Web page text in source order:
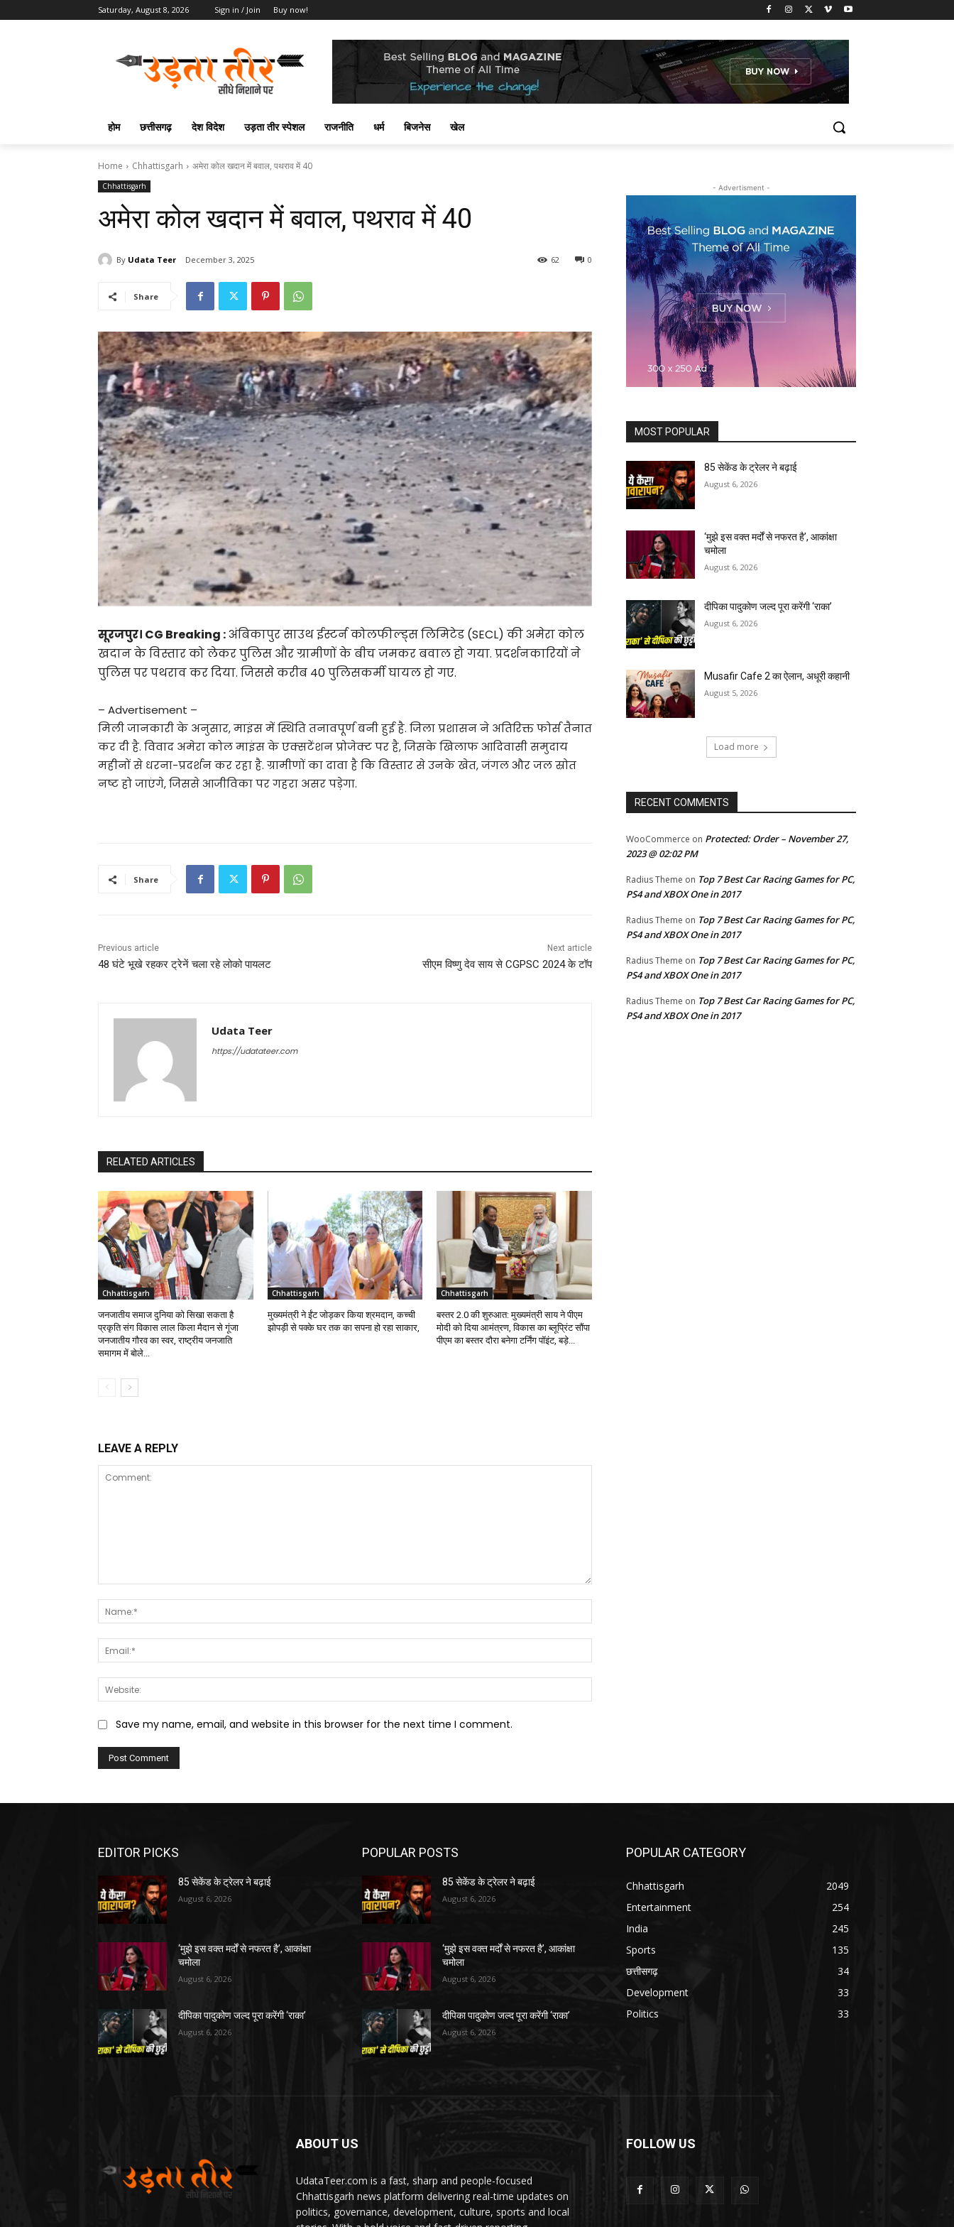
Saturday, August 8, 2026 Sign in / Join Buy now!
होम छत्तीसगढ़ देश विदेश उड़ता तीर स्पेशल राजनीति धर्म बिजनेस खेल
Home Chhattisgarh अमेरा कोल खदान में बवाल, पथराव में 40
Chhattisgarh
अमेरा कोल खदान में बवाल, पथराव में 40
By Udata Teer December 3, 2025 0
62
Share
सूरजपुर। CG Breaking :अंबिकापुर साउथ ईस्टर्न कोलफील्ड्स लिमिटेड (SECL) की अमेरा कोल
खदान के विस्तार को लेकर पुलिस और ग्रामीणों के बीच जमकर बवाल हो गया. प्रदर्शनकारियों ने
पुलिस पर पथराव कर दिया. जिससे करीब 40 पुलिसकर्मी घायल हो गए.
– Advertisement –
मिली जानकारी के अनुसार, माइंस में स्थिति तनावपूर्ण बनी हुई है. जिला प्रशासन ने अतिरिक्त फोर्स तैनात
कर दी है. विवाद अमेरा कोल माइंस के एक्सटेंशन प्रोजेक्ट पर है, जिसके खिलाफ आदिवासी समुदाय
महीनों से धरना-प्रदर्शन कर रहा है. ग्रामीणों का दावा है कि विस्तार से उनके खेत, जंगल और जल स्रोत
नष्ट हो जाएंगे, जिससे आजीविका पर गहरा असर पड़ेगा.
Share
Previous article
48 घंटे भूखे रहकर ट्रेनें चला रहे लोको पायलट
Next article
सीएम विष्णु देव साय से CGPSC 2024 के टॉप
Udata Teer
https://udatateer.com
RELATED ARTICLES
Chhattisgarh
जनजातीय समाज दुनिया को सिखा सकता है
प्रकृति संग विकास लाल किला मैदान से गूंजा
जनजातीय गौरव का स्वर, राष्ट्रीय जनजाति
समागम में बोले...
Chhattisgarh
मुख्यमंत्री ने ईंट जोड़कर किया श्रमदान, कच्ची
झोपड़ी से पक्के घर तक का सपना हो रहा साकार,
Chhattisgarh
बस्तर 2.0 की शुरुआत: मुख्यमंत्री साय ने पीएम
मोदी को दिया आमंत्रण, विकास का ब्लूप्रिंट सौंपा
पीएम का बस्तर दौरा बनेगा टर्निंग पॉइंट, बड़े...
LEAVE A REPLY
Save my name, email, and website in this browser for the next time I comment.
- Advertisment -
MOST POPULAR
85 सेकेंड के ट्रेलर ने बढ़ाई
August 6, 2026
‘मुझे इस वक्त मर्दों से नफरत है’, आकांक्षा
चमोला
August 6, 2026
दीपिका पादुकोण जल्द पूरा करेंगी ‘राका’
August 6, 2026
Musafir Cafe 2 का ऐलान, अधूरी कहानी
August 5, 2026
Load more
RECENT COMMENTS
WooCommerce on Protected: Order – November 27,
2023 @ 02:02 PM
Radius Theme on Top 7 Best Car Racing Games for PC,
PS4 and XBOX One in 2017
Radius Theme on Top 7 Best Car Racing Games for PC,
PS4 and XBOX One in 2017
Radius Theme on Top 7 Best Car Racing Games for PC,
PS4 and XBOX One in 2017
Radius Theme on Top 7 Best Car Racing Games for PC,
PS4 and XBOX One in 2017
EDITOR PICKS
85 सेकेंड के ट्रेलर ने बढ़ाई
August 6, 2026
‘मुझे इस वक्त मर्दों से नफरत है’, आकांक्षा
चमोला
August 6, 2026
दीपिका पादुकोण जल्द पूरा करेंगी ‘राका’
August 6, 2026
POPULAR POSTS
85 सेकेंड के ट्रेलर ने बढ़ाई
August 6, 2026
‘मुझे इस वक्त मर्दों से नफरत है’, आकांक्षा
चमोला
August 6, 2026
दीपिका पादुकोण जल्द पूरा करेंगी ‘राका’
August 6, 2026
POPULAR CATEGORY
Chhattisgarh
2049
Entertainment
254
India
245
Sports
135
छत्तीसगढ़
34
Development
33
Politics
33
ABOUT US
UdataTeer.com is a fast, sharp and people-focused
Chhattisgarh news platform delivering real-time updates on
politics, governance, development, culture, sports and local
FOLLOW US